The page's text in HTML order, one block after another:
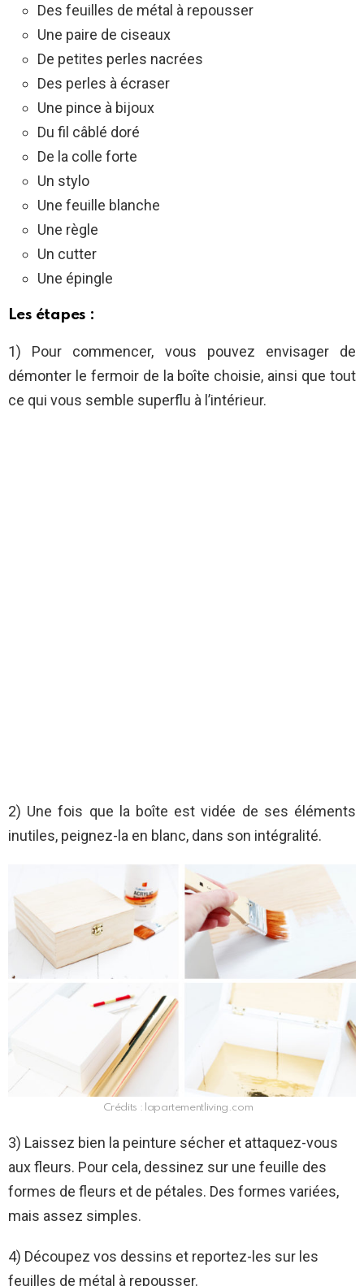
Des feuilles de métal à repousser
Une paire de ciseaux
De petites perles nacrées
Des perles à écraser
Une pince à bijoux
Du fil câblé doré
De la colle forte
Un stylo
Une feuille blanche
Une règle
Un cutter
Une épingle
Les étapes :
1) Pour commencer, vous pouvez envisager de
démonter le fermoir de la boîte choisie, ainsi que tout
ce qui vous semble superflu à l’intérieur.
2) Une fois que la boîte est vidée de ses éléments
inutiles, peignez-la en blanc, dans son intégralité.
Crédits : lapartementliving.com
3) Laissez bien la peinture sécher et attaquez-vous
aux fleurs. Pour cela, dessinez sur une feuille des
formes de fleurs et de pétales. Des formes variées,
mais assez simples.
4) Découpez vos dessins et reportez-les sur les
feuilles de métal à repousser.